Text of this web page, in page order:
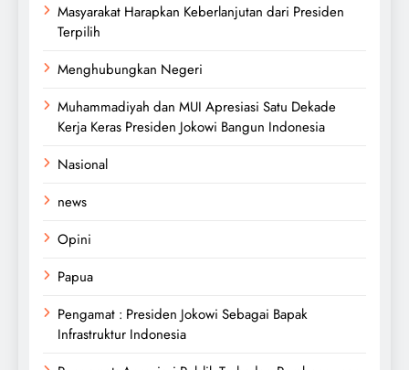
Masyarakat Harapkan Keberlanjutan dari Presiden
Terpilih
Menghubungkan Negeri
Muhammadiyah dan MUI Apresiasi Satu Dekade
Kerja Keras Presiden Jokowi Bangun Indonesia
Nasional
news
Opini
Papua
Pengamat : Presiden Jokowi Sebagai Bapak
Infrastruktur Indonesia